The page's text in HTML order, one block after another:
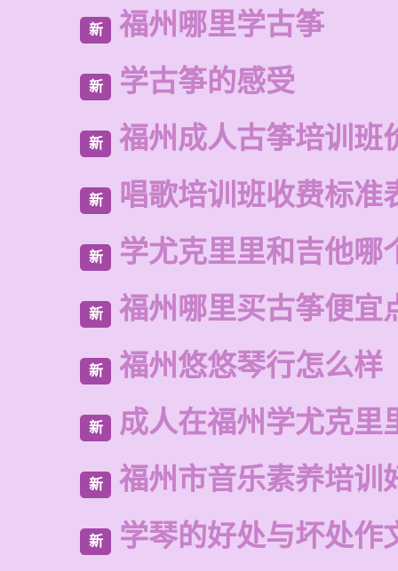
新 福州哪里学古筝
新 学古筝的感受
新 福州成人古筝培训班
新 唱歌培训班收费标准
新 学尤克里里和吉他哪
新 福州哪里买古筝便宜
新 福州悠悠琴行怎么样
新 成人在福州学尤克里
新 福州市音乐素养培训
新 学琴的好处与坏处作